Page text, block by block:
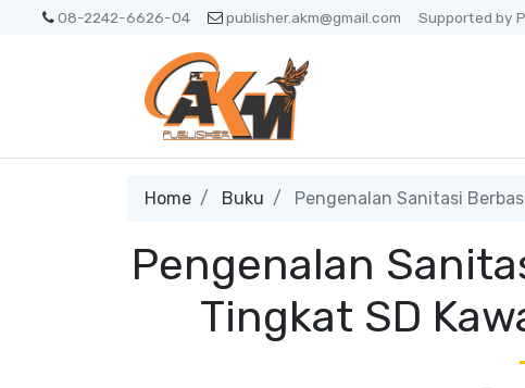
08-2242-6626-04 publisher.akm@gmail.com Supported by
Home Buku Pengenalan Sanitasi
Pengenalan
Tingkat SD